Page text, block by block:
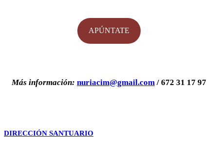
APÚNTATE
Más información: nuriacim@gmail.com / 672 31 17 97
DIRECCIÓN SANTUARIO